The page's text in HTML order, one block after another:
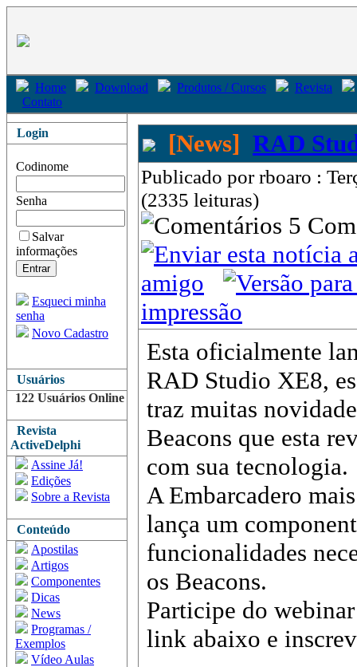
Home Download Produtos / Cursos
Revista
Contato
Login
Codinome
Senha
Salvar
informações
Esqueci minha
senha
Novo Cadastro
Usuários
122 Usuários Online
Revista
ActiveDelphi
Assine Já!
Edições
Sobre a Revista
Conteúdo
Apostilas
Artigos
Componentes
Dicas
News
Programas /
Exemplos
Vídeo Aulas
[News] RAD
Publicado por rboaro :
(2335 leituras)
5
amigo
impressão
Esta oficialmente
RAD Studio XE8,
traz muitas
Beacons que esta
com sua tecnologia.
A Embarcadero
lança um
funcionalidades
os Beacons.
Participe do
link abaixo e